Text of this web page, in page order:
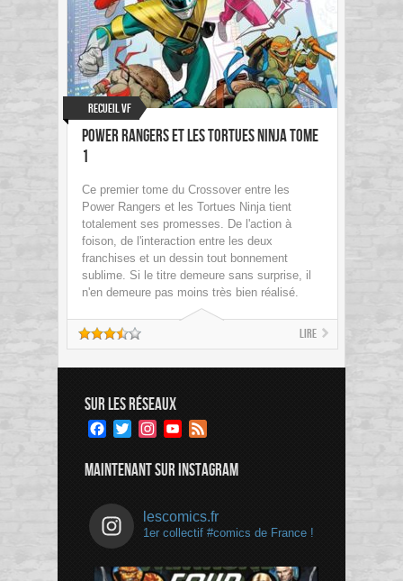
Recueil VF
Power Rangers et les Tortues Ninja tome
1
Ce premier tome du Crossover entre les
Power Rangers et les Tortues Ninja tient
totalement ses promesses. De l'action à
foison, de l'interaction entre les deux
franchises et un dessin tout bonnement
sublime. Si le titre demeure sans surprise, il
n'en demeure pas moins très bien réalisé.
Lire
SUR LES RÉSEAUX
Facebook
TwitterInstagramYouTube
MAINTENANT SUR INSTAGRAM
lescomics.fr
1er collectif #comics de France !